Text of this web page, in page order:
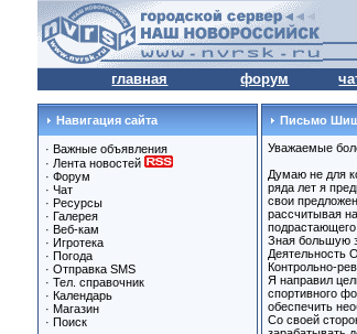
главная форум
Навигация сайта
· Важные объявления
· Лента новостей
· Форум
· Чат
· Ресурсы
· Галерея
· Веб-кам
· Игротека
· Погода
· Отправка SMS
· Тел. справочник
· Календарь
· Магазин
· Поиск
Письмо
Уважаемые
Думаю не для
ряда лет я
свои
рассчитывая
Зная большую
Деятельность
Контрольно-
Я направил
спортивного
обеспечить
Со своей